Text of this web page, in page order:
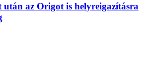
után az Origot is helyreigazításra